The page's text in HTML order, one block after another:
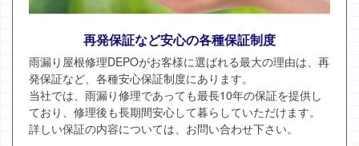
再発保証など安心の各種保証制度
雨漏り屋根修理DEPOがお客様に選ばれる最大の理由は、再
発保証など、各種安心保証制度にあります。
当社では、雨漏り修理であっても最長10年の保証を提供し
ており、修理後も長期間安心して暮らしていただけます。
詳しい保証の内容については、お問い合わせ下さい。